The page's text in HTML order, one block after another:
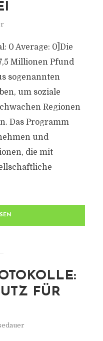
0 Average: 0]Die
Millionen Pfund
sogenannten
um soziale
Regionen
Das Programm
und
die mit
FÜR